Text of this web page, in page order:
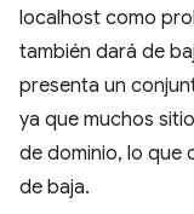
localhost como
también dará de
presenta un
ya que muchos
de dominio, lo que
de baja.